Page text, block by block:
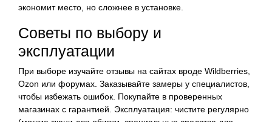
экономит место, но сложнее в установке.
Советы по выбору и
эксплуатации
При выборе изучайте отзывы на сайтах вроде Wildberries,
Ozon или форумах. Заказывайте замеры у специалистов,
чтобы избежать ошибок. Покупайте в проверенных
магазинах с гарантией. Эксплуатация: чистите регулярно